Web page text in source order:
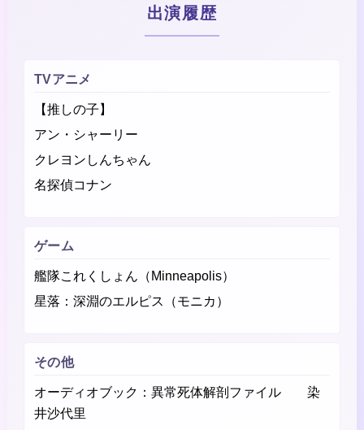
出演履歴
TVアニメ
【推しの子】
アン・シャーリー
クレヨンしんちゃん
名探偵コナン
ゲーム
艦隊これくしょん（Minneapolis）
星落：深淵のエルピス（モニカ）
その他
オーディオブック：異常死体解剖ファイル 染
井沙代里